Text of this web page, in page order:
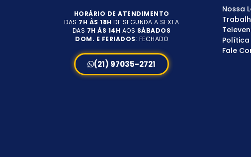
HORÁRIO DE ATENDIMENTO
DAS 7H ÀS 18H DE SEGUNDA A SEXTA
DAS 7H ÀS 14H AOS SÁBADOS
DOM. E FERIADOS: FECHADO
(21) 97035-2721
Nossa
Fale